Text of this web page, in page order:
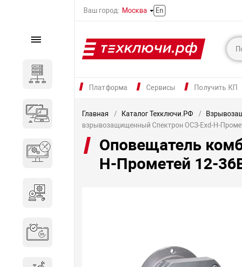
Ваш город: Москва En
Платформа Сервисы Получить КП
Каталог
Компьютеры и ноутбуки
Комплектующие для
вычислительного
оборудования
Главная Каталог Техключи.РФ
взрывозащищенный Спектрон ОСЗ-Exd-Н-
Оповещатель
Н-Прометей 12-